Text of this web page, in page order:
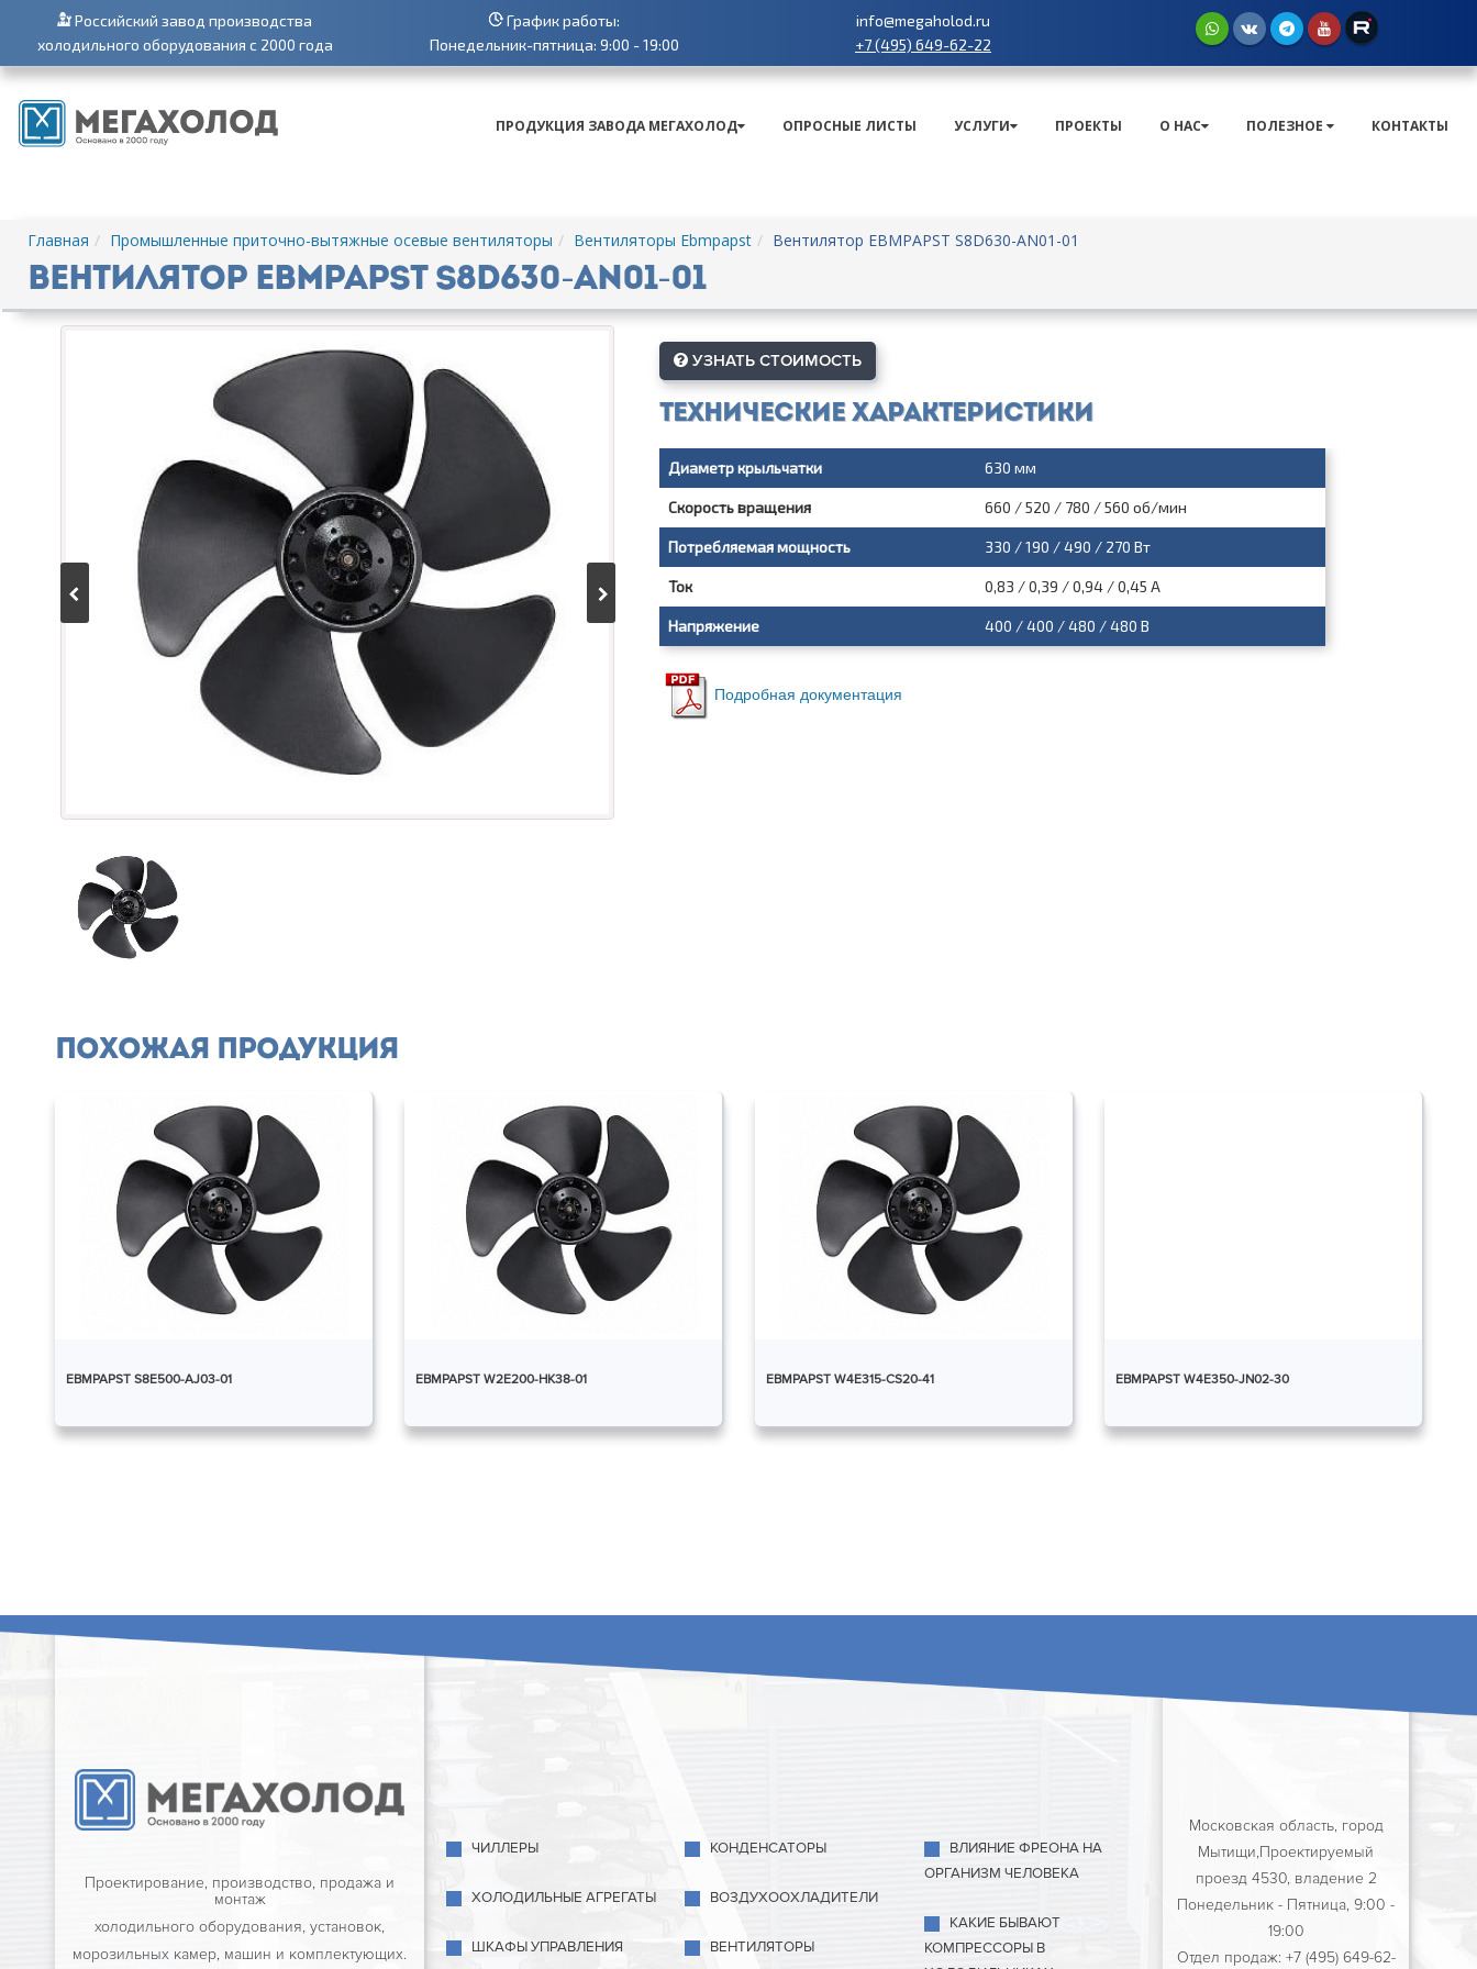
Российский завод производства
холодильного оборудования с 2000 года
График работы:
Понедельник-пятница: 9:00 - 19:00
info@megaholod.ru
+7 (495) 649-62-22
ПРОДУКЦИЯ ЗАВОДА МЕГАХОЛОД ОПРОСНЫЕ ЛИСТЫ УСЛУГИ ПРОЕКТЫ О НАС ПОЛЕЗНОЕ КОНТАКТЫ
Главная Промышленные приточно-вытяжные осевые вентиляторы Вентиляторы Ebmpapst Вентилятор EBMPAPST S8D630-AN01-01
Вентилятор EBMPAPST S8D630-AN01-01
УЗНАТЬ СТОИМОСТЬ
Технические характеристики
Диаметр крыльчатки 630 мм
Скорость вращения 660 / 520 / 780 / 560 об/мин
Потребляемая мощность 330 / 190 / 490 / 270 Вт
Ток 0,83 / 0,39 / 0,94 / 0,45 А
Напряжение 400 / 400 / 480 / 480 В
Подробная документация
Похожая продукция
EBMPAPST S8E500-AJ03-01 EBMPAPST W2E200-HK38-01 EBMPAPST W4E315-CS20-41 EBMPAPST W4E350-JN02-30
Проектирование, производство, продажа и
монтаж
холодильного оборудования, установок,
морозильных камер, машин и комплектующих.
ЧИЛЛЕРЫ
ХОЛОДИЛЬНЫЕ АГРЕГАТЫ
ШКАФЫ УПРАВЛЕНИЯ
КОНДЕНСАТОРЫ
ВОЗДУХООХЛАДИТЕЛИ
ВЕНТИЛЯТОРЫ
ВЛИЯНИЕ ФРЕОНА НА
ОРГАНИЗМ ЧЕЛОВЕКА
КАКИЕ БЫВАЮТ
КОМПРЕССОРЫ В
Московская область, город
Мытищи,Проектируемый
проезд 4530, владение 2
Понедельник - Пятница, 9:00 -
19:00
Отдел продаж: +7 (495) 649-62-